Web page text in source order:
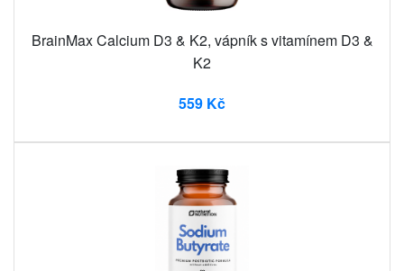
BrainMax Calcium D3 & K2, vápník s vitamínem D3 &
K2
559 Kč